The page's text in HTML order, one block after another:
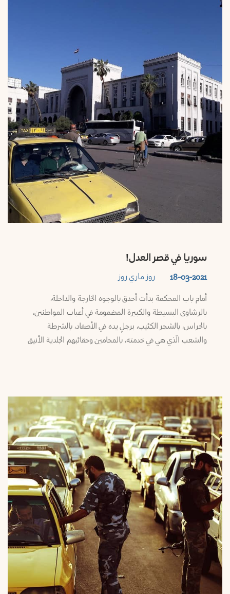
سوريا في قصر العدل!
روز ماري روز 18-03-2021
أمام باب المحكمة بدأت أحدق بالوجوه الخارجة والداخلة،
بالرشاوى البسيطة والكبيرة المضمومة في أعباب المواطنين،
بالحراس، بالشجر الكئيب، برجلٍ يده في الأصفاد، بالشرطة
والشعب الّذي هي في خدمته، بالمحامين وحقائبهم الجلدية الأنيق